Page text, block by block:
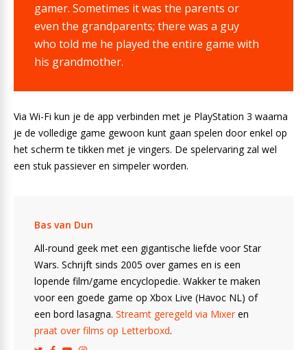
gamer. Sometimes it was the parents or
even the grandparents; there was a guy
who told me he played the entire game with
his grandmother.
Via Wi-Fi kun je de app verbinden met je PlayStation 3 waarna
je de volledige game gewoon kunt gaan spelen door enkel op
het scherm te tikken met je vingers. De spelervaring zal wel
een stuk passiever en simpeler worden.
Bas van Dun
All-round geek met een gigantische liefde voor Star
Wars. Schrijft sinds 2005 over games en is een
lopende film/game encyclopedie. Wakker te maken
voor een goede game op Xbox Live (Havoc NL) of
een bord lasagna. Streamt geregeld via Mixeren
praat over films op Letterboxd.